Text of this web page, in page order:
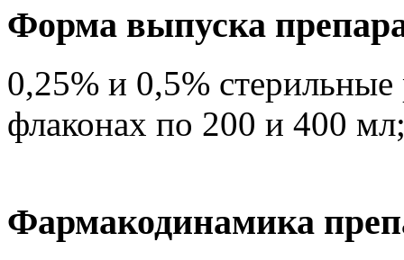
Форма выпуска
0,25% и 0,5%
флаконах по 200 и 400
Фармакодинамика